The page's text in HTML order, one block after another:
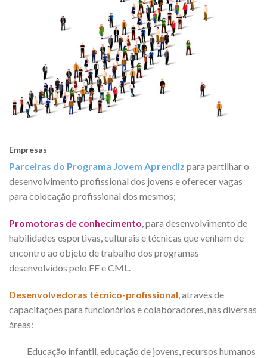
Empresas
Parceiras do Programa Jovem Aprendiz para partilhar o
desenvolvimento profissional dos jovens e oferecer vagas
para colocação profissional dos mesmos;
Promotoras de conhecimento , para desenvolvimento de
habilidades esportivas, culturais e técnicas que venham de
encontro ao objeto de trabalho dos programas
desenvolvidos pelo EE e CML.
Desenvolvedoras técnico-profissional , através de
capacitações para funcionários e colaboradores, nas diversas
áreas:
Educação infantil, educação de jovens, recursos humanos